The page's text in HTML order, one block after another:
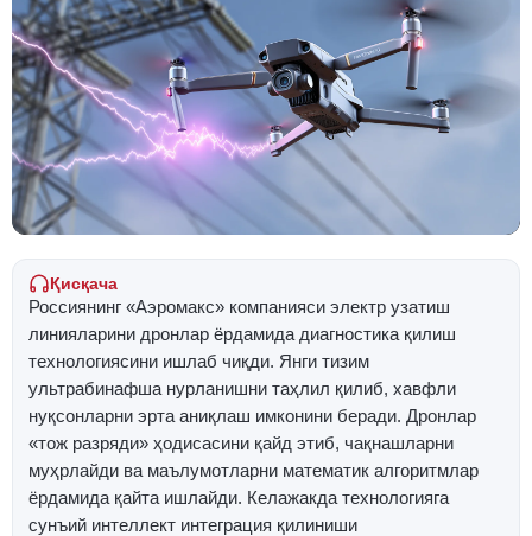
Қисқача
Россиянинг «Аэромакс» компанияси электр узатиш
линияларини дронлар ёрдамида диагностика қилиш
технологиясини ишлаб чиқди. Янги тизим
ультрабинафша нурланишни таҳлил қилиб, хавфли
нуқсонларни эрта аниқлаш имконини беради. Дронлар
«тож разряди» ҳодисасини қайд этиб, чақнашларни
муҳрлайди ва маълумотларни математик алгоритмлар
ёрдамида қайта ишлайди. Келажакда технологияга
сунъий интеллект интеграция қилиниши